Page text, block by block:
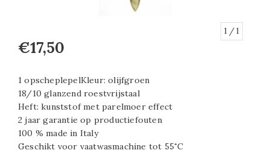
1 / 1
€17,50
1 opscheplepelKleur: olijfgroen
18/10 glanzend roestvrijstaal
Heft: kunststof met parelmoer effect
2 jaar garantie op productiefouten
100 % made in Italy
Geschikt voor vaatwasmachine tot 55˚C